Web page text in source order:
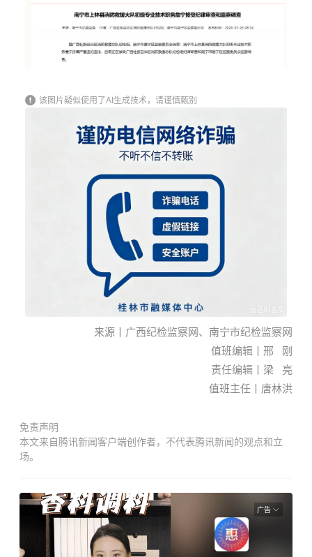
该图片疑似使用了AI生成技术，请谨慎甄别
来源
广西纪检监察网、南宁市纪检监察网
值班编辑
邢 刚
责任编辑丨梁 亮
值班主任丨唐林洪
免责声明
本文来自腾讯新闻客户端创作者，不代表腾讯新闻的观点和立
场。
广告